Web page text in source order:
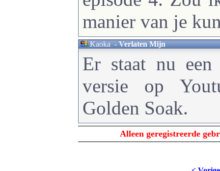
manier van je
Kaoka-Verlaten Mijn
Er staat nu een
versie op
Golden Soak.
Alleen geregistreerde